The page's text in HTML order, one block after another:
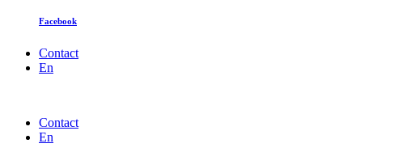
Facebook
Contact
En
Contact
En